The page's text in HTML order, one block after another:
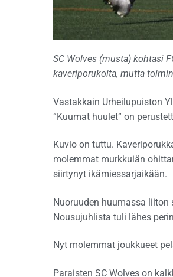
SC Wolves (musta) kohtasi
kaveriporukoita, mutta
Vastakkain Urheilupuiston
”Kuumat huulet” on
Kuvio on tuttu.
molemmat murkkuiän
siirtynyt ikämiessarjaikään.
Nuoruuden huumassa
Nousujuhlista tuli lähes
Nyt molemmat joukkueet
Paraisten SC Wolves on